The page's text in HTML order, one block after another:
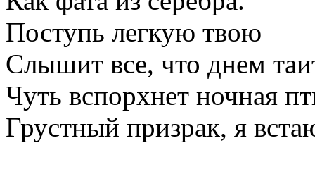
Поступь легкую твою
Слышит все, что днем
Чуть вспорхнет ночная
Грустный призрак, я